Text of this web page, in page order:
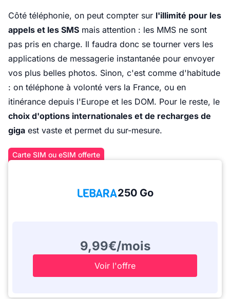
Côté téléphonie, on peut compter sur l'illimité pour les
appels et les SMS mais attention : les MMS ne sont
pas pris en charge. Il faudra donc se tourner vers les
applications de messagerie instantanée pour envoyer
vos plus belles photos. Sinon, c'est comme d'habitude
: on téléphone à volonté vers la France, ou en
itinérance depuis l'Europe et les DOM. Pour le reste, le
choix d'options internationales et de recharges de
giga est vaste et permet du sur-mesure.
Carte SIM ou eSIM offerte
250 Go
9,99€/mois
Voir l'offre